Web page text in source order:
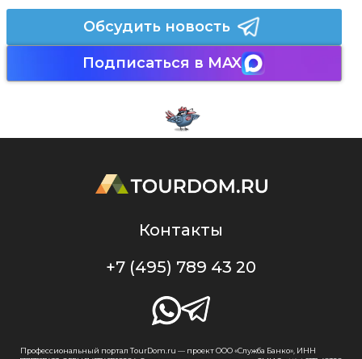
Обсудить новость
Подписаться в MAX
Контакты
+7 (495) 789 43 20
Профессиональный портал TourDom.ru — проект ООО «Служба Банко», ИНН